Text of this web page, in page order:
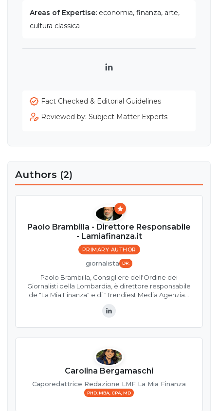
Areas of Expertise: economia, finanza, arte,
cultura classica
LinkedIn
Fact Checked & Editorial Guidelines
Reviewed by: Subject Matter Experts
Authors (2)
Paolo Brambilla - Direttore Responsabile
- Lamiafinanza.it
PRIMARY AUTHOR
giornalista DR.
Paolo Brambilla, Consigliere dell'Ordine dei
Giornalisti della Lombardia, è direttore responsabile
de "La Mia Finanza" e di "Trendiest Media Agenzia…
LinkedIn
Carolina Bergamaschi
Caporedattrice Redazione LMF La Mia Finanza
PHD, MBA, CPA, MD